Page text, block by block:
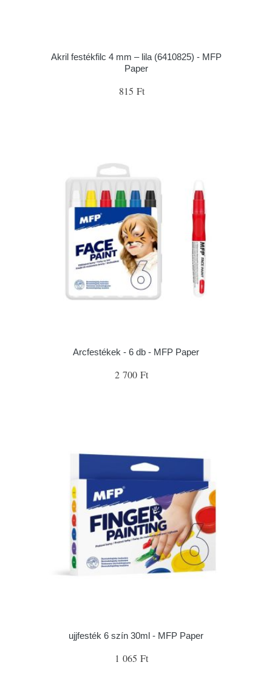
Akril festékfilc 4 mm – lila (6410825) - MFP
Paper
815 Ft
Arcfestékek - 6 db - MFP Paper
2 700 Ft
ujjfesték 6 szín 30ml - MFP Paper
1 065 Ft